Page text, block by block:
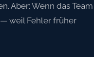
Aber: Wenn das Team
weil Fehler früher